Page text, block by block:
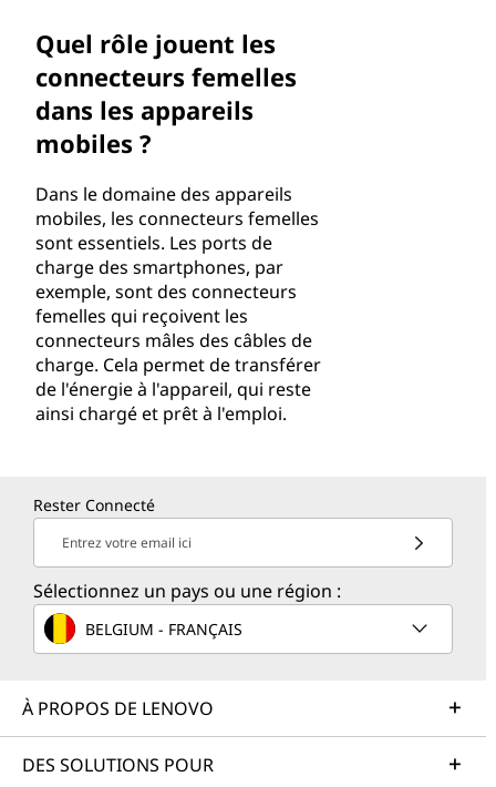
Quel rôle jouent les
connecteurs femelles
dans les appareils
mobiles ?
Dans le domaine des appareils
mobiles, les connecteurs femelles
sont essentiels. Les ports de
charge des smartphones, par
exemple, sont des connecteurs
femelles qui reçoivent les
connecteurs mâles des câbles de
charge. Cela permet de transférer
de l'énergie à l'appareil, qui reste
ainsi chargé et prêt à l'emploi.
Rester Connecté
Entrez votre email ici
Sélectionnez un pays ou une région :
BELGIUM - FRANÇAIS
À PROPOS DE LENOVO
DES SOLUTIONS POUR